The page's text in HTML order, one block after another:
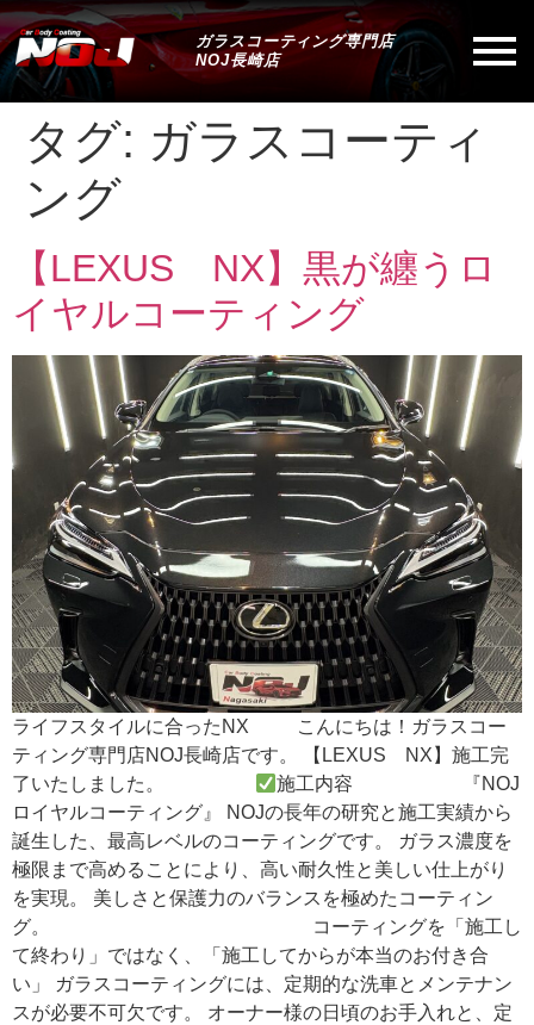
ガラスコーティング専門店
NOJ長崎店
タグ: ガラスコーティ
ング
【LEXUS NX】黒が纏うロ
イヤルコーティング
ライフスタイルに合ったNX こんにちは！ガラスコー
ティング専門店NOJ長崎店です。 【LEXUS NX】施工完
了いたしました。
施工内容 『NOJ
ロイヤルコーティング』 NOJの長年の研究と施工実績から
誕生した、最高レベルのコーティングです。 ガラス濃度を
極限まで高めることにより、高い耐久性と美しい仕上がり
を実現。 美しさと保護力のバランスを極めたコーティン
グ。 コーティングを「施工し
て終わり」ではなく、「施工してからが本当のお付き合
い」 ガラスコーティングには、定期的な洗車とメンテナン
スが必要不可欠です。 オーナー様の日頃のお手入れと、定